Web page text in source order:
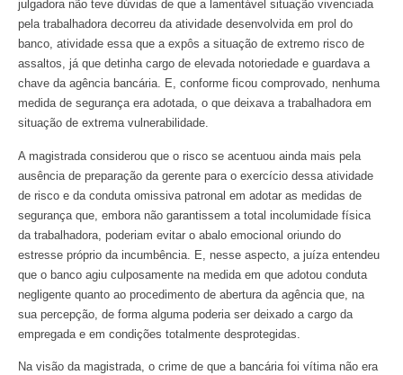
julgadora não teve dúvidas de que a lamentável situação vivenciada
pela trabalhadora decorreu da atividade desenvolvida em prol do
banco, atividade essa que a expôs a situação de extremo risco de
assaltos, já que detinha cargo de elevada notoriedade e guardava a
chave da agência bancária. E, conforme ficou comprovado, nenhuma
medida de segurança era adotada, o que deixava a trabalhadora em
situação de extrema vulnerabilidade.
A magistrada considerou que o risco se acentuou ainda mais pela
ausência de preparação da gerente para o exercício dessa atividade
de risco e da conduta omissiva patronal em adotar as medidas de
segurança que, embora não garantissem a total incolumidade física
da trabalhadora, poderiam evitar o abalo emocional oriundo do
estresse próprio da incumbência. E, nesse aspecto, a juíza entendeu
que o banco agiu culposamente na medida em que adotou conduta
negligente quanto ao procedimento de abertura da agência que, na
sua percepção, de forma alguma poderia ser deixado a cargo da
empregada e em condições totalmente desprotegidas.
Na visão da magistrada, o crime de que a bancária foi vítima não era